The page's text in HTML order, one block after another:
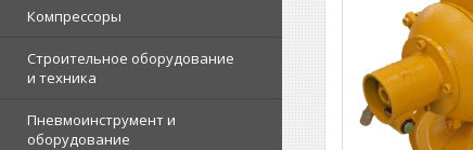
Компрессоры
Строительное оборудование
и техника
Пневмоинструмент и
оборудование